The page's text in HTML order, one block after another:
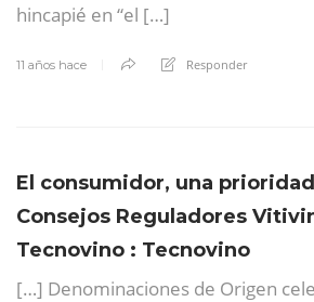
hincapié en “el […]
11 años hace Responder
El consumidor, una
Consejos Reguladores
Tecnovino : Tecnovino
[…] Denominaciones de Origen